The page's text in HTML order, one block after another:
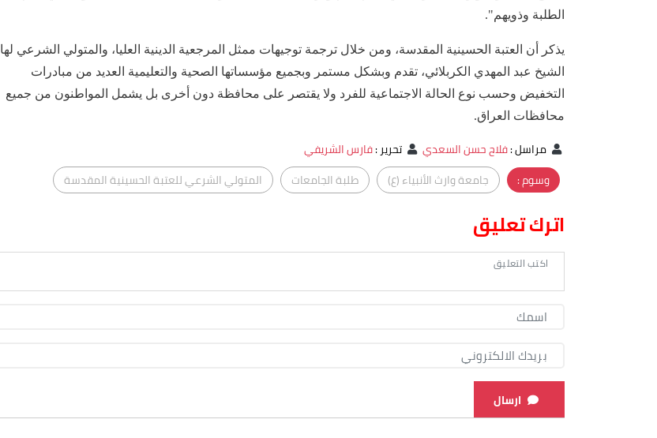
الطلبة وذويهم".
يذكر أن العتبة الحسينية المقدسة، ومن خلال ترجمة توجيهات ممثل المرجعية الدينية العليا، والمتولي الشرعي لها
الشيخ عبد المهدي الكربلائي، تقدم وبشكل مستمر وبجميع مؤسساتها الصحية والتعليمية العديد من مبادرات
التخفيض وحسب نوع الحالة الاجتماعية للفرد ولا يقتصر على محافظة دون أخرى بل يشمل المواطنون من جميع
محافظات العراق.
مراسل:فلاح حسن السعدي تحرير:فارس الشريفي
وسوم :
جامعة وارث الأنبياء (ع) طلبة الجامعات المتولي الشرعي للعتبة الحسينية المقدسة
اترك تعليق
ارسال